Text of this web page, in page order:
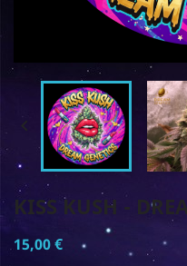
KISS KUSH -
15,00 €